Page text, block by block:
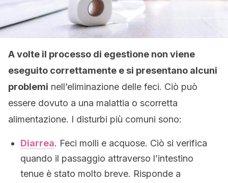
A volte il processo di egestione non viene
eseguito correttamente e si presentano alcuni
problemi nell’eliminazione delle feci. Ciò può
essere dovuto a una malattia o scorretta
alimentazione. I disturbi più comuni sono:
Diarrea. Feci molli e acquose. Ciò si verifica
quando il passaggio attraverso l’intestino
tenue è stato molto breve. Risponde a